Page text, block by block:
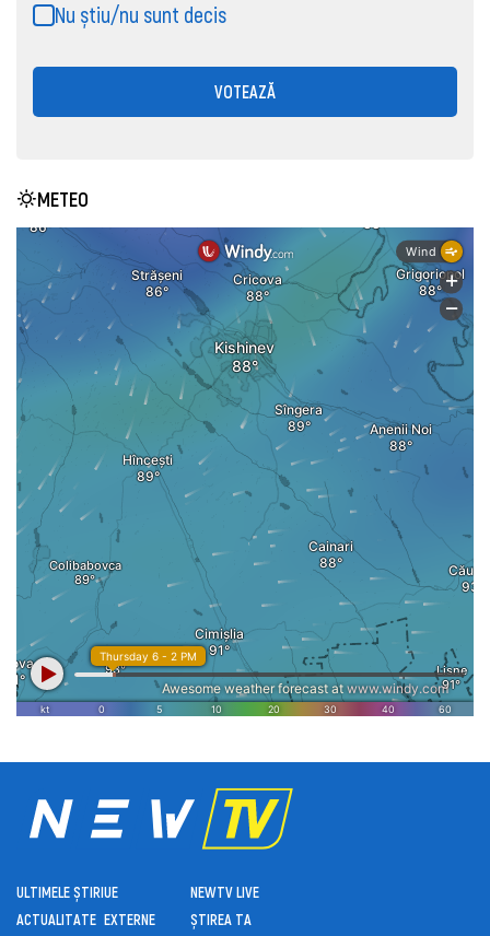
Nu știu/nu sunt decis
VOTEAZĂ
METEO
ULTIMELE ȘTIRI
ACTUALITATE
UE
EXTERNE
NEWTV LIVE
ȘTIREA TA